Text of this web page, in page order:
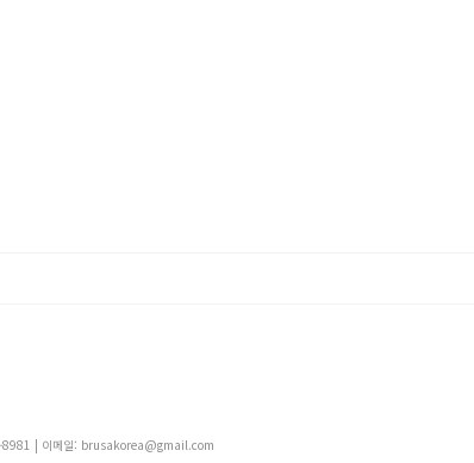
8981 | 이메일: brusakorea@gmail.com